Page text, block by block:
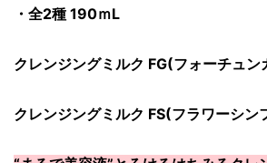
・全2種 190ｍL
クレンジングミルク FG(フォーチュン
クレンジングミルク FS(フラワーシン